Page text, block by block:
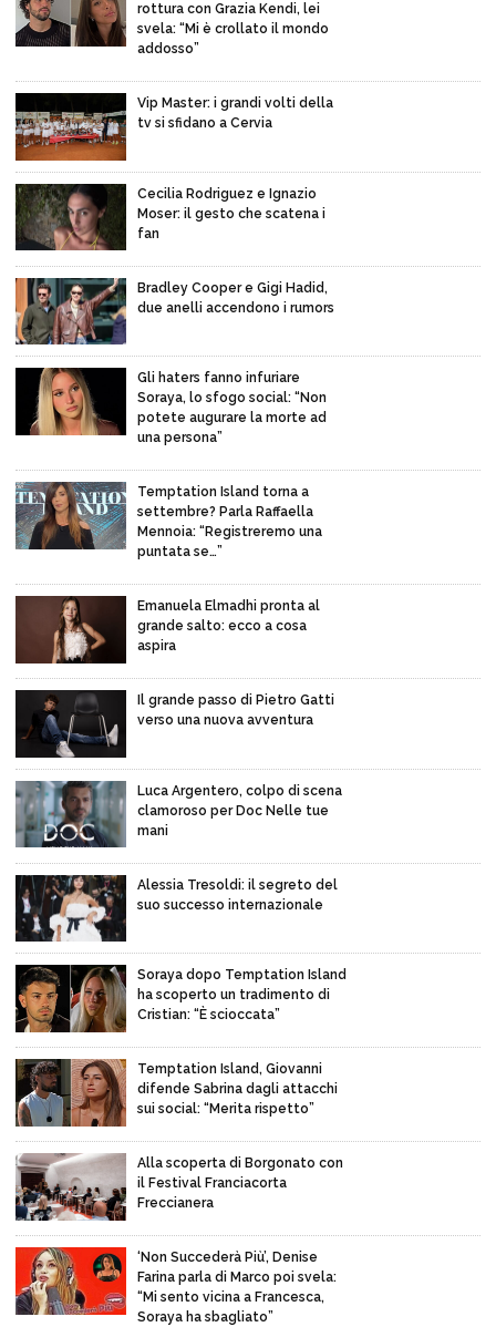
rottura con Grazia Kendi, lei
svela: “Mi è crollato il mondo
addosso”
Vip Master: i grandi volti della
tv si sfidano a Cervia
Cecilia Rodriguez e Ignazio
Moser: il gesto che scatena i
fan
Bradley Cooper e Gigi Hadid,
due anelli accendono i rumors
Gli haters fanno infuriare
Soraya, lo sfogo social: “Non
potete augurare la morte ad
una persona”
Temptation Island torna a
settembre? Parla Raffaella
Mennoia: “Registreremo una
puntata se…”
Emanuela Elmadhi pronta al
grande salto: ecco a cosa
aspira
Il grande passo di Pietro Gatti
verso una nuova avventura
Luca Argentero, colpo di scena
clamoroso per Doc Nelle tue
mani
Alessia Tresoldi: il segreto del
suo successo internazionale
Soraya dopo Temptation Island
ha scoperto un tradimento di
Cristian: “È scioccata”
Temptation Island, Giovanni
difende Sabrina dagli attacchi
sui social: “Merita rispetto”
Alla scoperta di Borgonato con
il Festival Franciacorta
Freccianera
‘Non Succederà Più’, Denise
Farina parla di Marco poi svela:
“Mi sento vicina a Francesca,
Soraya ha sbagliato”